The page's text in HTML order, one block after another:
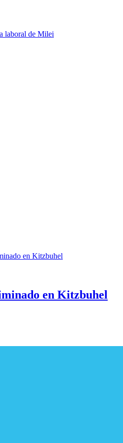
laboral de Milei
en Kitzbuhel